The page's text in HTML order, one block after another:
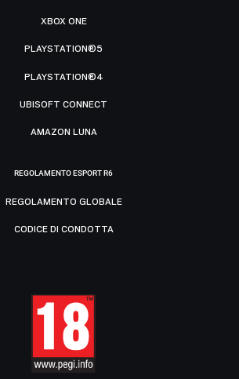
XBOX ONE
PLAYSTATION®5
PLAYSTATION®4
UBISOFT CONNECT
AMAZON LUNA
REGOLAMENTO ESPORT R6
REGOLAMENTO GLOBALE
CODICE DI CONDOTTA